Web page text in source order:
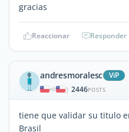
gracias
Reaccionar Responder
andresmoralesc ViP
| 2446POSTS
tiene que validar su titulo
Brasil